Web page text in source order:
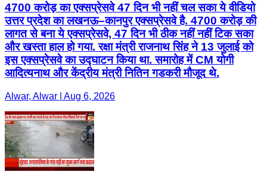
4700 करोड़ का एक्सप्रेसवे 47 दिन भी नहीं चल सका ये वीडियो
उत्तर प्रदेश का लखनऊ–कानपुर एक्सप्रेसवे है. 4700 करोड़ की
लागत से बना ये एक्सप्रेसवे, 47 दिन भी ठीक नहीं नहीं टिक सका
और खस्ता हाल हो गया. रक्षा मंत्री राजनाथ सिंह ने 13 जुलाई को
इस एक्सप्रेसवे का उद्घाटन किया था. समारोह में CM योगी
आदित्यनाथ और केंद्रीय मंत्री नितिन गडकरी मौजूद थे.
Alwar, Alwar | Aug 6, 2026